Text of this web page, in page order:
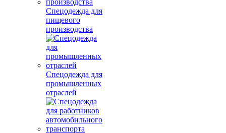
Спецодежда для
пищевого
производства
Спецодежда для
промышленных
отраслей